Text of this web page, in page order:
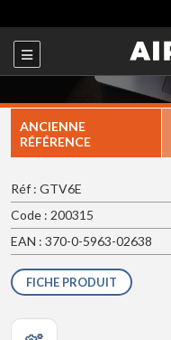
ANCIENNE
RÉFÉRENCE
Réf : GTV6E
Code : 200315
EAN : 370-0-5963-02638
FICHE PRODUIT